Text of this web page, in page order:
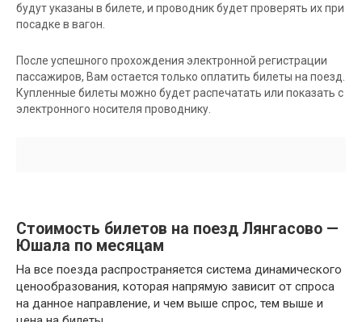
будут указаны в билете, и проводник будет проверять их при
посадке в вагон.
После успешного прохождения электронной регистрации
пассажиров, Вам остается только оплатить билеты на поезд.
Купленные билеты можно будет распечатать или показать с
электронного носителя проводнику.
Стоимость билетов на поезд Лянгасово —
Юшала по месяцам
На все поезда распространяется система динамического
ценообразования, которая напрямую зависит от спроса
на данное направление, и чем выше спрос, тем выше и